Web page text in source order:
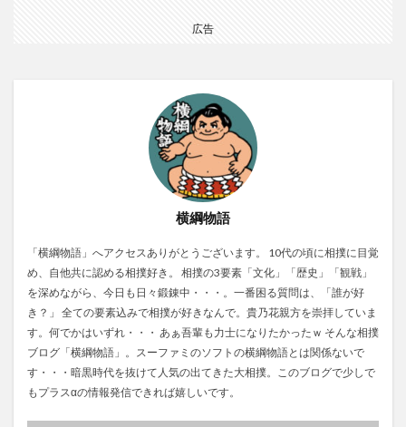
広告
横綱物語
「横綱物語」へアクセスありがとうございます。 10代の頃に相撲に目覚
め、自他共に認める相撲好き。 相撲の3要素「文化」「歴史」「観戦」
を深めながら、今日も日々鍛錬中・・・。一番困る質問は、「誰が好
き？」 全ての要素込みで相撲が好きなんで。貴乃花親方を崇拝していま
す。何でかはいずれ・・・ あぁ吾輩も力士になりたかったｗ そんな相撲
ブログ「横綱物語」。スーファミのソフトの横綱物語とは関係ないで
す・・・暗黒時代を抜けて人気の出てきた大相撲。このブログで少しで
もプラスαの情報発信できれば嬉しいです。